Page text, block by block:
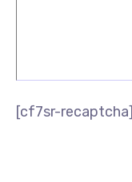
[cf7sr-recaptcha]